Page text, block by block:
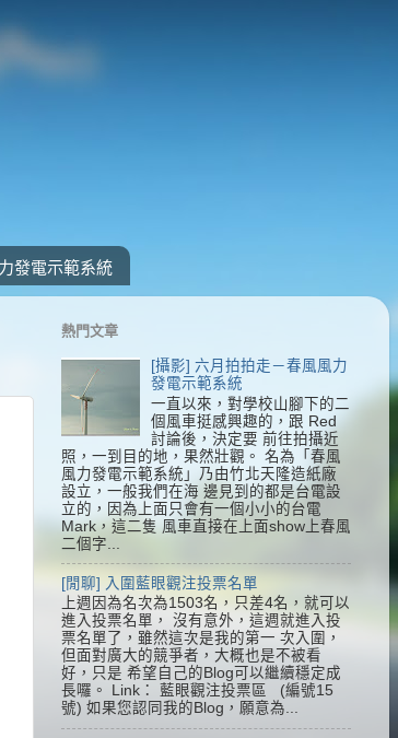
發電示範系統
熱門文章
[攝影] 六月拍拍走－春風風力
發電示範系統
一直以來，對學校山腳下的二
個風車挺感興趣的，跟 Red
討論後，決定要 前往拍攝近
照，一到目的地，果然壯觀。 名為「春風
風力發電示範系統」乃由竹北天隆造紙廠
設立，一般我們在海 邊見到的都是台電設
立的，因為上面只會有一個小小的台電
Mark，這二隻 風車直接在上面show上春風
二個字...
[閒聊] 入圍藍眼觀注投票名單
上週因為名次為1503名，只差4名，就可以
進入投票名單， 沒有意外，這週就進入投
票名單了，雖然這次是我的第一 次入圍，
但面對廣大的競爭者，大概也是不被看
好，只是 希望自己的Blog可以繼續穩定成
長囉。 Link： 藍眼觀注投票區 (編號15
號) 如果您認同我的Blog，願意為...